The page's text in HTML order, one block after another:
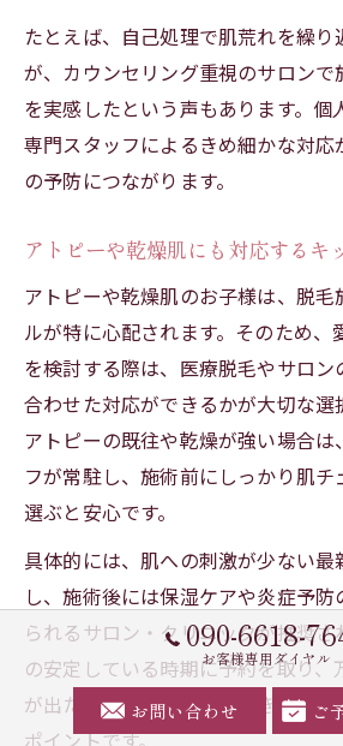
たとえば、自己処理で肌荒れを繰り
が、カウンセリング重視のサロンで
を実感したという声もあります。個
専門スタッフによるきめ細かな対応
の予防につながります。
アトピーや乾燥肌にも対応するキ
アトピーや乾燥肌のお子様は、脱
ルが特に心配されます。そのため、
を検討する際は、医療脱毛やサロン
合わせた対応ができるかが大切な選
アトピーの既往や乾燥が強い場合
フが常駐し、施術前にしっかり肌チ
選ぶと安心です。
具体的には、肌への刺激が少ない
し、施術後には保湿ケアや炎症予
られるサロン・クリニックが推奨さ
の安定している時期に予約を取り
が出た場合にはすぐ相談できる体制
ポイントです。
090-6618-
お客様専用ダイヤル
お問い合わせ ご